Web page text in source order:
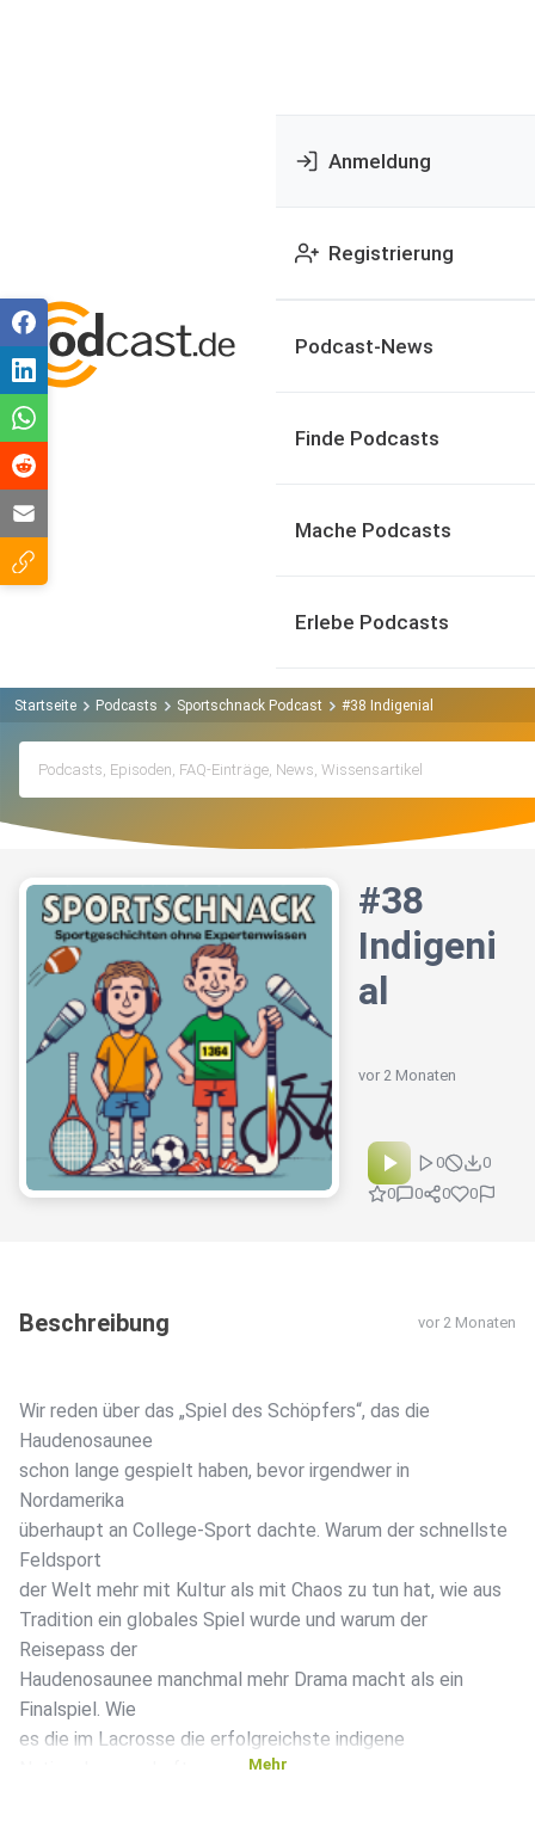
Anmeldung
Registrierung
Podcast-News
Finde Podcasts
Mache Podcasts
Erlebe Podcasts
Startseite Podcasts Sportschnack Podcast #38 Indigenial
#38
Indigeni
al
vor 2 Monaten
0
0
0
0 0 0
Beschreibung vor 2 Monaten
Wir reden über das „Spiel des Schöpfers“, das die
Haudenosaunee
schon lange gespielt haben, bevor irgendwer in
Nordamerika
überhaupt an College-Sport dachte. Warum der schnellste
Feldsport
der Welt mehr mit Kultur als mit Chaos zu tun hat, wie aus
Tradition ein globales Spiel wurde und warum der
Reisepass der
Haudenosaunee manchmal mehr Drama macht als ein
Finalspiel. Wie
es die im Lacrosse die erfolgreichste indigene
Mehr